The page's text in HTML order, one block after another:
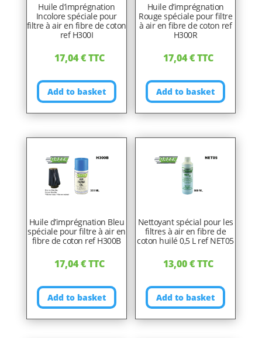
Huile d’imprégnation
Incolore spéciale pour
filtre à air en fibre de coton
ref H300I
17,04€TTC
Add to basket
Huile d’imprégnation
Rouge spéciale pour filtre
à air en fibre de coton ref
H300R
17,04€TTC
Add to basket
Huile d’imprégnation Bleu
spéciale pour filtre à air en
fibre de coton ref H300B
17,04€TTC
Add to basket
Nettoyant spécial pour les
filtres à air en fibre de
coton huilé 0,5 L ref NET05
13,00€TTC
Add to basket